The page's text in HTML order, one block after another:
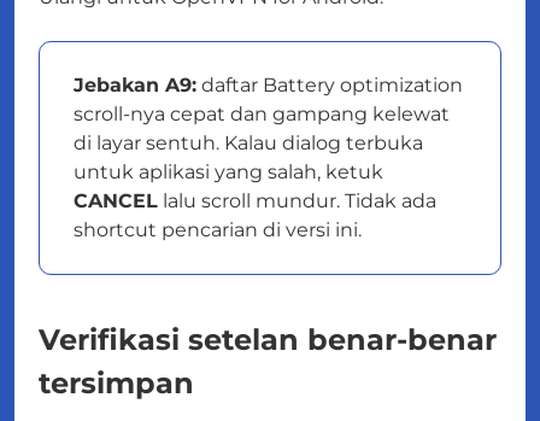
Jebakan A9: daftar Battery optimization
scroll-nya cepat dan gampang kelewat
di layar sentuh. Kalau dialog terbuka
untuk aplikasi yang salah, ketuk
CANCEL lalu scroll mundur. Tidak ada
shortcut pencarian di versi ini.
Verifikasi setelan benar-benar
tersimpan